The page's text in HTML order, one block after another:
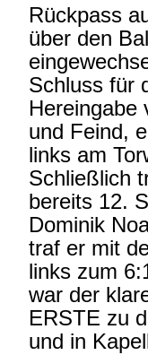
Rückpass
über den
Schluss für
Hereingabe
und Feind,
links am
Schließlich
bereits 12.
Dominik
traf er mit
links zum
war der
ERSTE zu
und in